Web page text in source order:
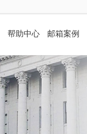
帮助中心 邮箱案例